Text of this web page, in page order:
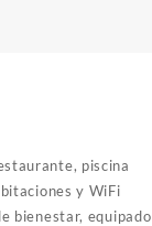
piscina
y WiFi
bienestar, equipado